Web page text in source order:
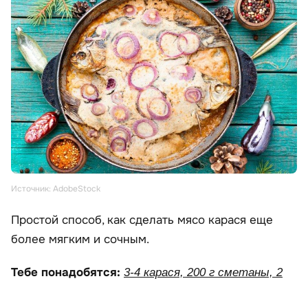
Источник: AdobeStock
Простой способ, как сделать мясо карася еще
более мягким и сочным.
Тебе понадобятся: 3-4 карася, 200 г сметаны, 2